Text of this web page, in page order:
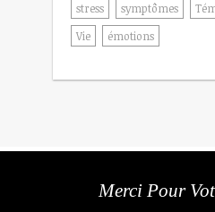
stress
symptômes
Vie
émotions
Merci Pour